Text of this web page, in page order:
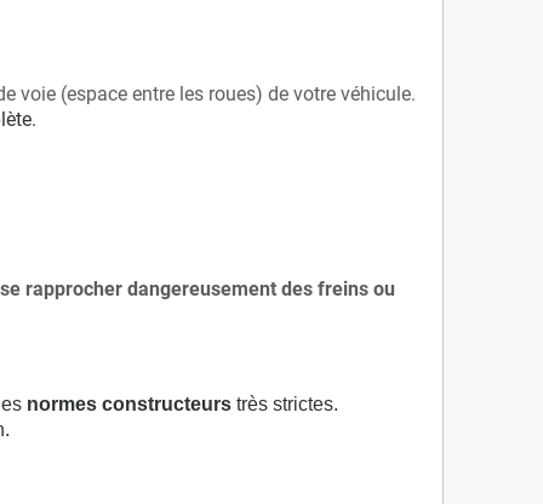
voie (espace entre les roues) de votre véhicule.
rapprocher dangereusement des freins ou
normes constructeurs très strictes.